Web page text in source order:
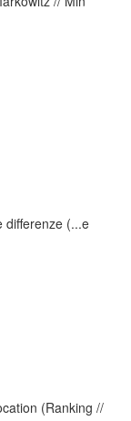
differenze (...e
(Ranking //